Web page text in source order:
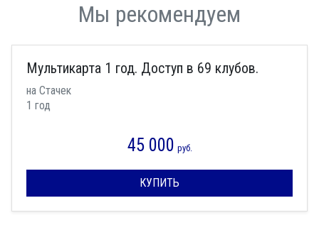
Мы рекомендуем
Мультикарта 1 год. Доступ в 69 клубов.
на Стачек
1 год
45 000 руб.
КУПИТЬ